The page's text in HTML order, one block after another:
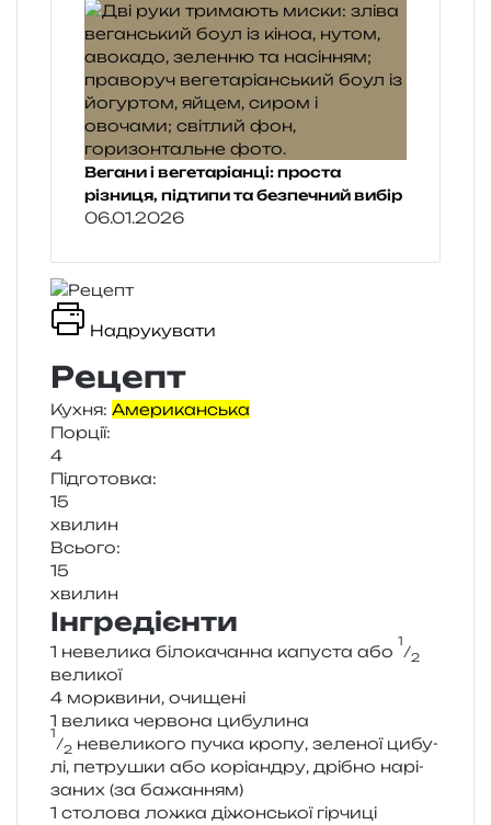
Вегани і вегетаріанці: проста
різниця, підтипи та безпечний вибір
06.01.2026
Надрукувати
Рецепт
Кухня: Американська
Порції:
4
Підготовка:
15
хви­лин
Всього:
15
хви­лин
Інгредієнти
1 неве­ли­ка біло­ка­чан­на капу­ста або
1
⁄2
великої
4 мор­кви­ни, очищені
1 вели­ка чер­во­на цибулина
1
⁄2 неве­ли­ко­го пучка кропу, зеле­ної цибу­
лі, петру­шки або корі­ан­дру, дрі­бно нарі­
за­них (за бажанням)
1 сто­ло­ва ложка діжон­ської гірчиці